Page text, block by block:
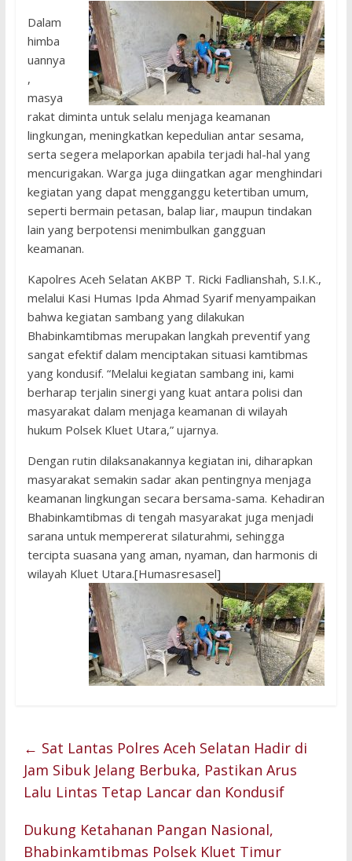
Dalam
himba
uannya
,
masya
rakat diminta untuk selalu menjaga keamanan
lingkungan, meningkatkan kepedulian antar sesama,
serta segera melaporkan apabila terjadi hal-hal yang
mencurigakan. Warga juga diingatkan agar menghindari
kegiatan yang dapat mengganggu ketertiban umum,
seperti bermain petasan, balap liar, maupun tindakan
lain yang berpotensi menimbulkan gangguan
keamanan.
Kapolres Aceh Selatan AKBP T. Ricki Fadlianshah, S.I.K.,
melalui Kasi Humas Ipda Ahmad Syarif menyampaikan
bahwa kegiatan sambang yang dilakukan
Bhabinkamtibmas merupakan langkah preventif yang
sangat efektif dalam menciptakan situasi kamtibmas
yang kondusif. “Melalui kegiatan sambang ini, kami
berharap terjalin sinergi yang kuat antara polisi dan
masyarakat dalam menjaga keamanan di wilayah
hukum Polsek Kluet Utara,” ujarnya.
Dengan rutin dilaksanakannya kegiatan ini, diharapkan
masyarakat semakin sadar akan pentingnya menjaga
keamanan lingkungan secara bersama-sama. Kehadiran
Bhabinkamtibmas di tengah masyarakat juga menjadi
sarana untuk mempererat silaturahmi, sehingga
tercipta suasana yang aman, nyaman, dan harmonis di
wilayah Kluet Utara.[Humasresasel]
← Sat Lantas Polres Aceh Selatan Hadir di
Jam Sibuk Jelang Berbuka, Pastikan Arus
Lalu Lintas Tetap Lancar dan Kondusif
Dukung Ketahanan Pangan Nasional,
Bhabinkamtibmas Polsek Kluet Timur